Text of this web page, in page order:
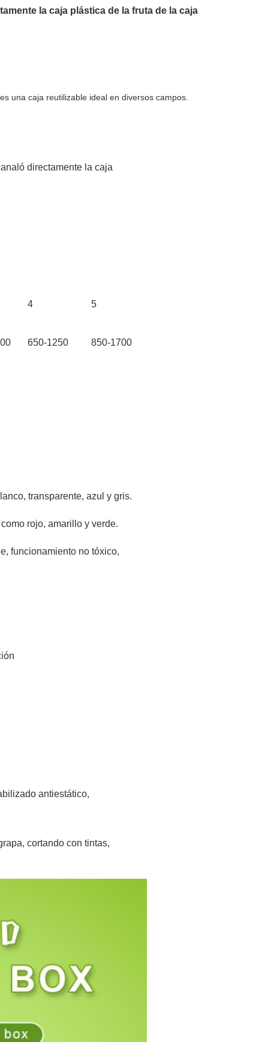
la caja plástica de la fruta de la caja
una caja reutilizable ideal en diversos campos.
directamente la caja
4 5
650-1250 850-1700
transparente, azul y gris.
rojo, amarillo y verde.
funcionamiento no tóxico,
antiestático,
cortando con tintas,